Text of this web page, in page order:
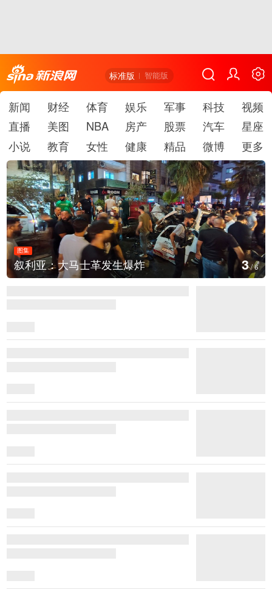
标准版 智能版
新闻 财经 体育 娱乐 军事 科技
视频
直播
美图 NBA 房产 股票 汽车
星座
小说
教育 女性 健康 精品 微博 更多
发生爆炸
图集
云南弥勒：欢庆
4/6